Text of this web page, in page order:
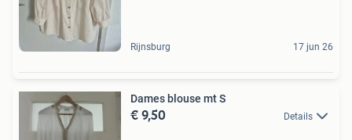
Rijnsburg 17 jun 26
Dames blouse mt S
€ 9,50 Details